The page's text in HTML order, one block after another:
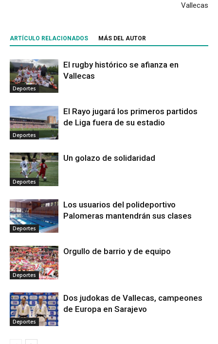
Vallecas
ARTÍCULO RELACIONADOS MÁS DEL AUTOR
Deportes
El rugby histórico se afianza en
Vallecas
Deportes
El Rayo jugará los primeros partidos
de Liga fuera de su estadio
Deportes
Un golazo de solidaridad
Deportes
Los usuarios del polideportivo
Palomeras mantendrán sus clases
Deportes
Orgullo de barrio y de equipo
Deportes
Dos judokas de Vallecas, campeones
de Europa en Sarajevo